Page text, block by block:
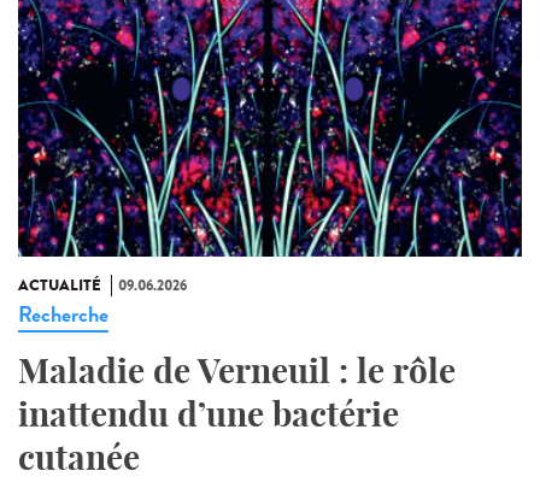
ACTUALITÉ 09.06.2026
Recherche
Maladie de Verneuil : le rôle
inattendu d’une bactérie
cutanée